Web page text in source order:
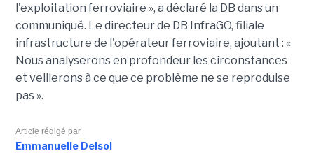
l'exploitation ferroviaire », a déclaré la DB dans un
communiqué. Le directeur de DB InfraGO, filiale
infrastructure de l'opérateur ferroviaire, ajoutant : «
Nous analyserons en profondeur les circonstances
et veillerons à ce que ce problème ne se reproduise
pas ».
Article rédigé par
Emmanuelle Delsol